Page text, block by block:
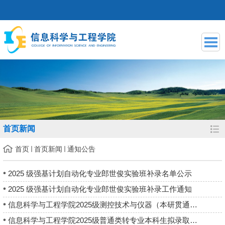
首页新闻
首页 首页新闻 通知公告
2025 级强基计划自动化专业郎世俊实验班补录名单公示
2025 级强基计划自动化专业郎世俊实验班补录工作通知
信息科学与工程学院2025级测控技术与仪器（本研贯通班）拟录取结...
信息科学与工程学院2025级普通类转专业本科生拟录取结果公示